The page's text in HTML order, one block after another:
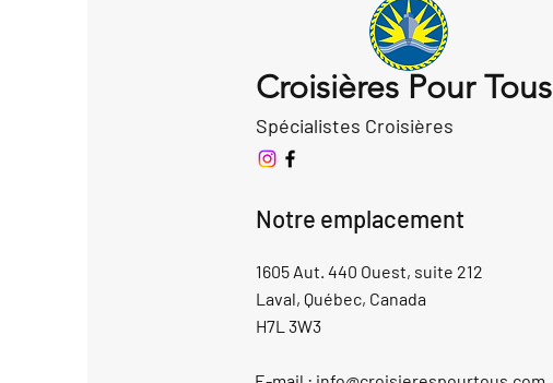
Croisières Pour Tous
Spécialistes Croisières
Notre emplacement
1605 Aut. 440 Ouest, suite 212
Laval, Québec, Canada
H7L 3W3